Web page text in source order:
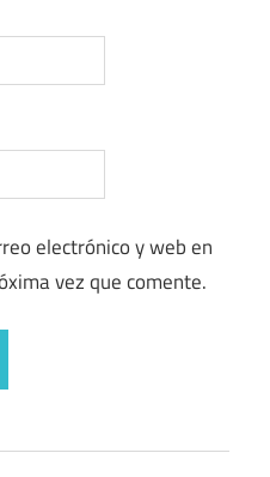
electrónico y web en
vez que comente.